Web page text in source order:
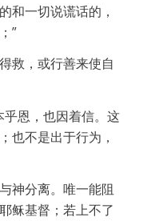
和一切说谎话的，
”
救，或行善来使自
恩，也因着信。这
也不是出于行为，
神分离。唯一能阻
稣基督；若上不了